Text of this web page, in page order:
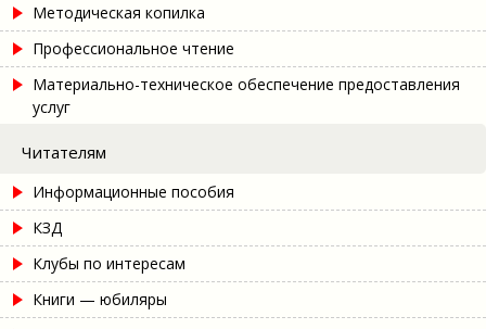
Методическая копилка
Профессиональное чтение
Материально-техническое обеспечение предоставления
услуг
Читателям
Информационные пособия
КЗД
Клубы по интересам
Книги — юбиляры